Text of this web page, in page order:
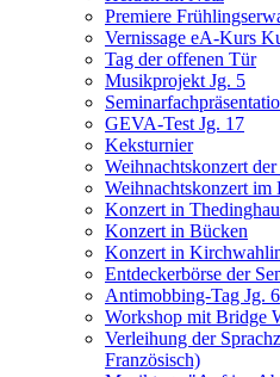
Premiere
Vernissage eA-Kurs
Tag der offenen Tür
Musikprojekt Jg. 5
GEVA-Test Jg. 17
Keksturnier
Weihnachtskonzert
Weihnachtskonzert im
Konzert in
Konzert in Bücken
Konzert in
Entdeckerbörse der
Antimobbing-Tag Jg. 6
Workshop mit Bridge
Verleihung der
Französisch)